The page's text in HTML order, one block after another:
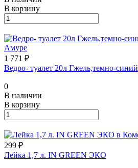
В корзину
1 771 ₽
Ведро- туалет 20л Гжель,темно-синий
0
В наличии
В корзину
299 ₽
Лейка 1,7 л. IN GREEN ЭКО